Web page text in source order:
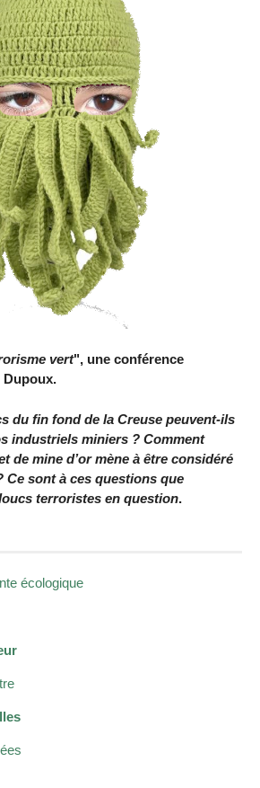
vert", une conférence
Dupoux.
du fin fond de la Creuse peuvent-ils
industriels miniers ? Comment
de mine d’or mène à être considéré
Ce sont à ces questions que
terroristes en question.
écologique